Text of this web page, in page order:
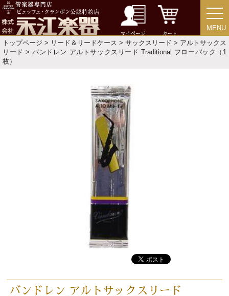
マイページ カート
MENU
MENU
トップページ > リード＆リードケース > サックスリード > アルトサックス
リード > バンドレン アルトサックスリード Traditional フローパック（1
枚）
バンドレン アルトサックスリード
目的・用途別で楽器を探す
メーカー別で探す
初級・中級・上級で探す
永江楽器人気コンテンツ
新商品・新規取り扱い商品
セール・イベント情報
人気の永江楽器コラム
「楽器をはじめよう」